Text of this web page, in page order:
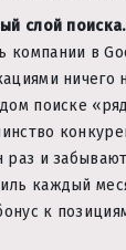
слой поиска.
компании в
ничего
поиске
раз и
каждый
к